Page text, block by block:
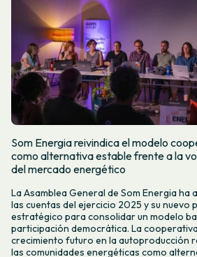
Som Energia reivindica el modelo
como alternativa estable frente a la
del mercado energético
La Asamblea General de Som Energia ha
las cuentas del ejercicio 2025 y su nuevo
estratégico para consolidar un modelo
participación democrática. La
crecimiento futuro en la autoproducción
las comunidades energéticas como